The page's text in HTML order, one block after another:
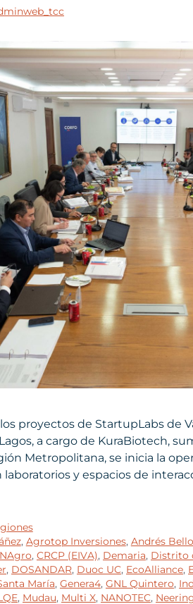
proyectos de StartupLabs de
a cargo de KuraBiotech,
Metropolitana, se inicia la
laboratorios y espacios de
, Agrotop Inversiones, Andrés Bello
, CRCP (EIVA), Demaria, Distrito
, DOSANDAR, Duoc UC, EcoAlliance,
María, Genera4, GNL Quintero,
, Mudau, Multi X, NANOTEC,